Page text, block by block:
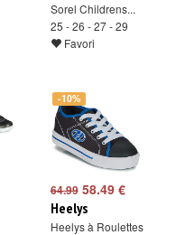
Sorel Childrens...
25 - 26 - 27 - 29
Favori
-10%
64.9958.49 €
Heelys
Heelys à Roulettes